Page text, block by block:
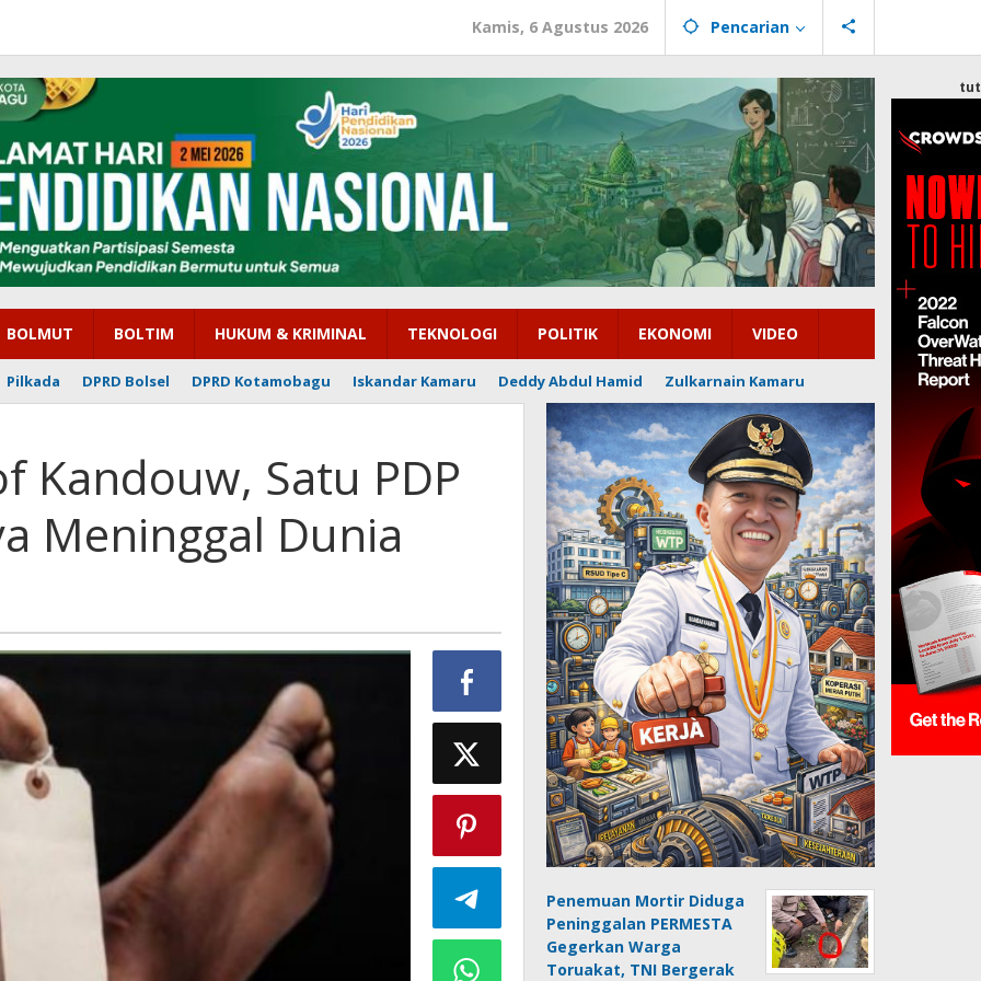
Kamis, 6 Agustus 2026 Pencarian
BOLMUT BOLTIM HUKUM & KRIMINAL TEKNOLOGI POLITIK EKONOMI VIDEO
Pilkada DPRD Bolsel DPRD Kotamobagu Iskandar Kamaru Deddy Abdul Hamid Zulkarnain Kamaru
Kandouw, Satu PDP
Meninggal Dunia
Penemuan Mortir Diduga
Peninggalan PERMESTA
Gegerkan Warga
Toruakat, TNI Bergerak